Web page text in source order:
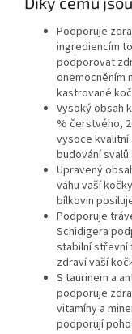
Podporuje
ingrediencím
podporovat
onemocněním
kastrované
Vysoký obsah
% čerstvého,
vysoce
budování
Upravený
váhu vaší
bílkovin
Podporuje
Schidigera
stabilní střevní
zdraví vaší
S taurinem a
podporuje
vitamíny a
podporují